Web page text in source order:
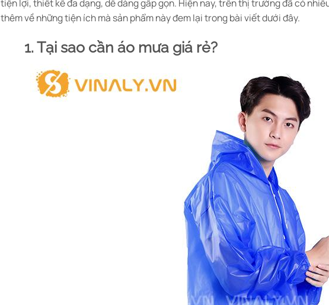
tiện lợi, thiết kế đa dạng, dễ dàng gấp gọn. Hiện nay, trên thị trường đã có
thêm về những tiện ích mà sản phẩm này đem lại trong bài viết dưới đây.
1. Tại sao cần áo mưa giá rẻ?